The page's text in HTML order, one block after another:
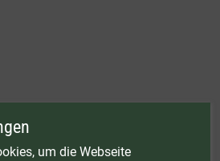
Keine Barauszahlung möglich. Nicht mit
bereits rabattierte Sets.
um die Webseite